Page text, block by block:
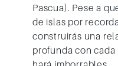
Pascua). Pese a
de islas por
construirás una
profunda con